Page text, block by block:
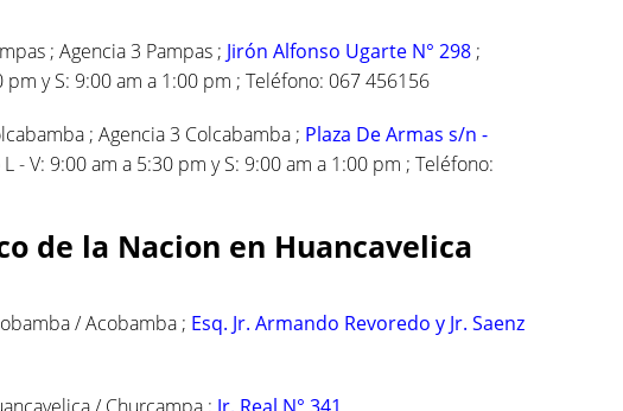
; Agencia 3 Pampas ; Jirón Alfonso Ugarte N° 298 ;
pm y S: 9:00 am a 1:00 pm ; Teléfono: 067 456156
; Agencia 3 Colcabamba ; Plaza De Armas s/n -
- V: 9:00 am a 5:30 pm y S: 9:00 am a 1:00 pm ; Teléfono:
de la Nacion en Huancavelica
/ Acobamba ; Esq. Jr. Armando Revoredo y Jr. Saenz